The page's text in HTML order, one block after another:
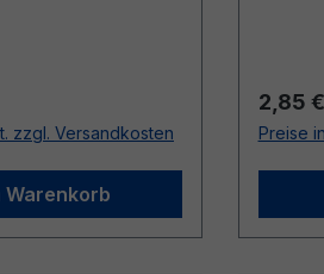
zzgl. Versandkosten
Warenkorb
2,85 €
Preise